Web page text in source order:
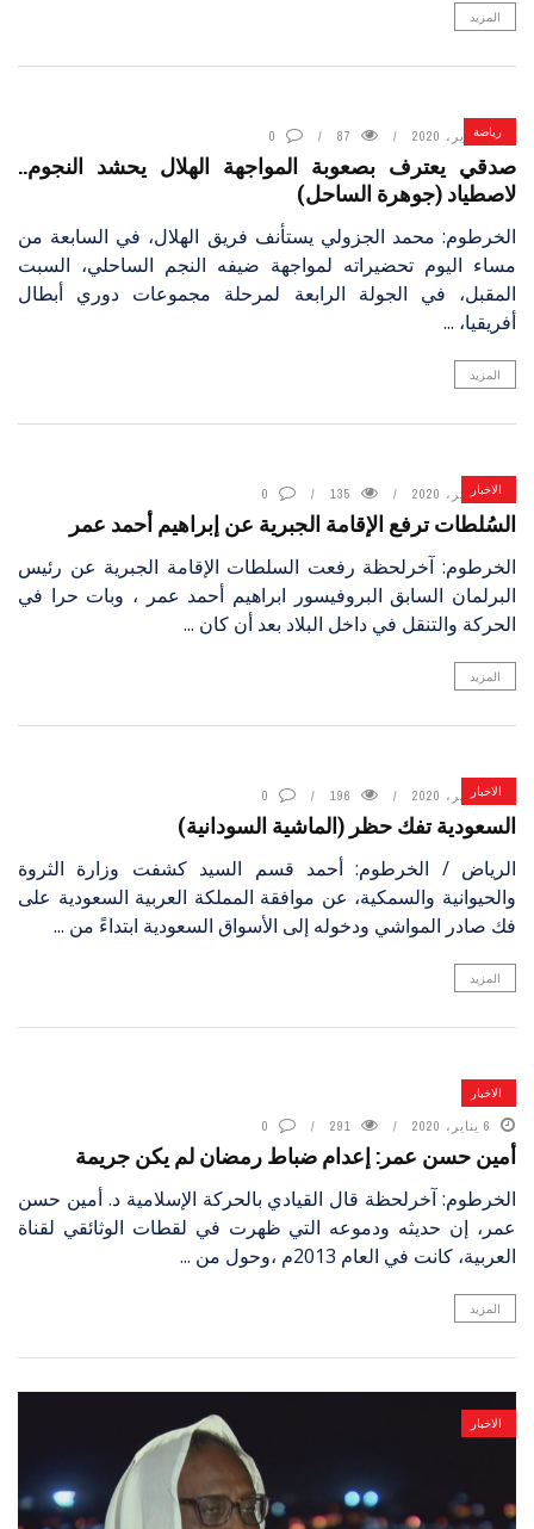
المزيد
رياضة
6 يناير، 2020 87
0
صدقي يعترف بصعوبة المواجهة الهلال يحشد النجوم..
لاصطياد (جوهرة الساحل)
الخرطوم: محمد الجزولي يستأنف فريق الهلال، في السابعة من
مساء اليوم تحضيراته لمواجهة ضيفه النجم الساحلي، السبت
المقبل، في الجولة الرابعة لمرحلة مجموعات دوري أبطال
أفريقيا، ...
المزيد
الاخبار
6 يناير، 2020 135
0
السُلطات ترفع الإقامة الجبرية عن إبراهيم أحمد عمر
الخرطوم: آخرلحظة رفعت السلطات الإقامة الجبرية عن رئيس
البرلمان السابق البروفيسور ابراهيم أحمد عمر ، وبات حرا في
الحركة والتنقل في داخل البلاد بعد أن كان ...
المزيد
الاخبار
6 يناير، 2020 196
0
السعودية تفك حظر (الماشية السودانية)
الرياض / الخرطوم: أحمد قسم السيد كشفت وزارة الثروة
والحيوانية والسمكية، عن موافقة المملكة العربية السعودية على
فك صادر المواشي ودخوله إلى الأسواق السعودية ابتداءً من ...
المزيد
الاخبار
6 يناير، 2020 291
0
أمين حسن عمر: إعدام ضباط رمضان لم يكن جريمة
الخرطوم: آخرلحظة قال القيادي بالحركة الإسلامية د. أمين حسن
عمر، إن حديثه ودموعه التي ظهرت في لقطات الوثائقي لقناة
العربية، كانت في العام 2013م ،وحول من ...
المزيد
الاخبار